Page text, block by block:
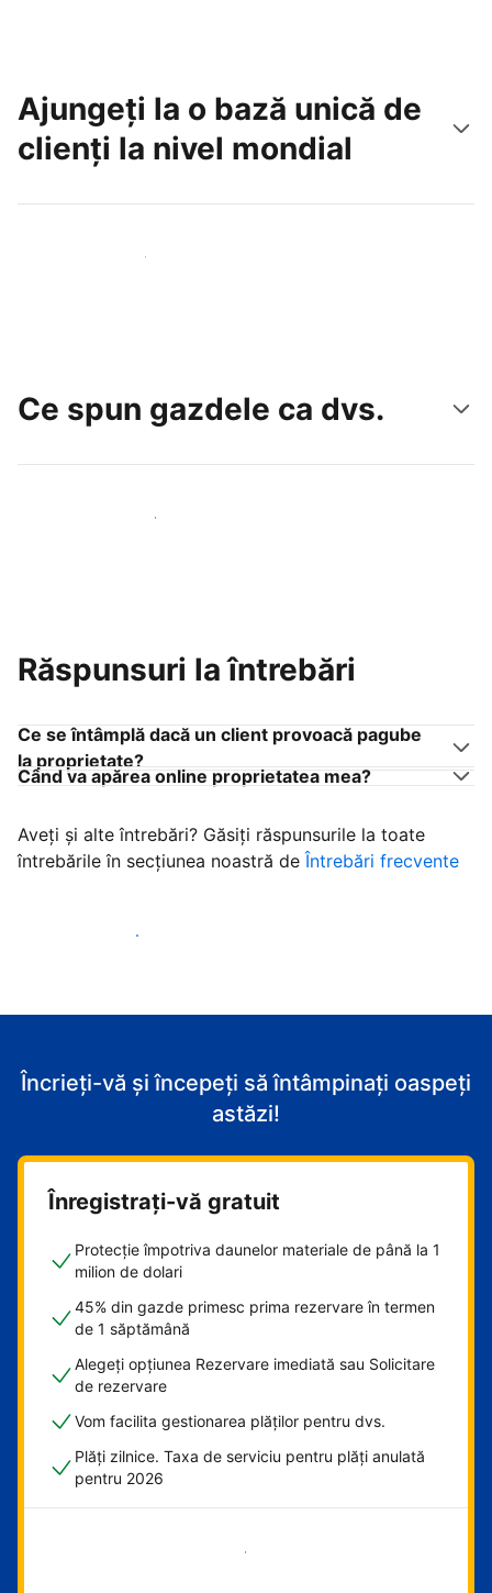
Ajungeți la o bază unică de
clienți la nivel mondial
Atrageți noi oaspeți astăzi
Ce spun gazdele ca dvs.
Alăturați-vă gazdelor ca dvs.
Răspunsuri la întrebări
Ce se întâmplă dacă un client provoacă pagube
la proprietate?
Când va apărea online proprietatea mea?
Aveți și alte întrebări? Găsiți răspunsurile la toate
întrebările în secțiunea noastră deÎntrebări frecvente
Începeţi să primiţi clienţi
Încrieți-vă și începeți să întâmpinați oaspeți
astăzi!
Înregistrați-vă gratuit
Protecție împotriva daunelor materiale de până la 1
milion de dolari
45% din gazde primesc prima rezervare în termen
de 1 săptămână
Alegeți opțiunea Rezervare imediată sau Solicitare
de rezervare
Vom facilita gestionarea plăților pentru dvs.
Plăți zilnice. Taxa de serviciu pentru plăți anulată
pentru 2026
Începeți acum